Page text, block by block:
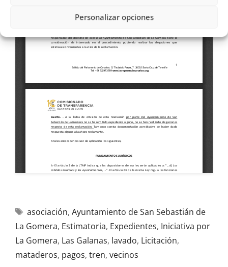
Personalizar opciones
asociación, Ayuntamiento de San Sebastián de
La Gomera, Estimatoria, Expedientes, Iniciativa por
La Gomera, Las Galanas, lavado, Licitación,
mataderos, pagos, tren, vecinos